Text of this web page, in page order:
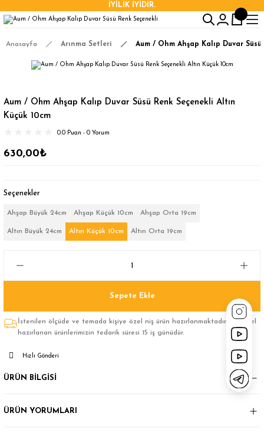
İYİLİK İYİDİR.
Anasayfa Arınma Setleri Aum / Ohm Ahşap Kalıp Duvar
Aum / Ohm Ahşap Kalıp Duvar Süsü Renk Seçenekli Altın
Küçük 10cm
0.0 Puan - 0 Yorum
630,00₺
Seçenekler
Ahşap Büyük 24cm Ahşap Küçük 10cm Ahşap Orta 19cm
Altın Büyük 24cm Altın Küçük 10cm Altın Orta 19cm
Sepete Ekle
İstenilen ölçüde ve temada kişiye özel niş ürün hazırlanmaktadır.Size özel
hazırlanan ürünlerimizin tedarik süresi 15 iş günüdür.
Hızlı Gönderi
ÜRÜN BİLGİSİ
ÜRÜN YORUMLARI